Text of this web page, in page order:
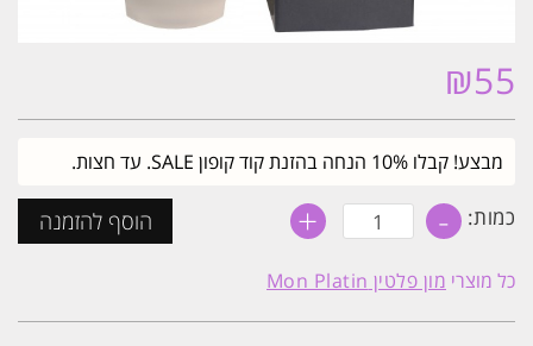
₪55
מבצע! קבלו 10% הנחה בהזנת קוד קופון SALE. עד חצות.
כמות: - כמות
של
לזקן
חוחובה
שחור
+ הוסף להזמנה
כל מוצרי מון פלטין Mon Platin